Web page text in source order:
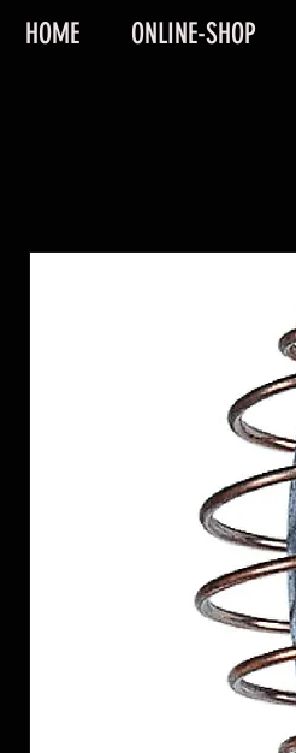
HOME ONLINE-SHOP